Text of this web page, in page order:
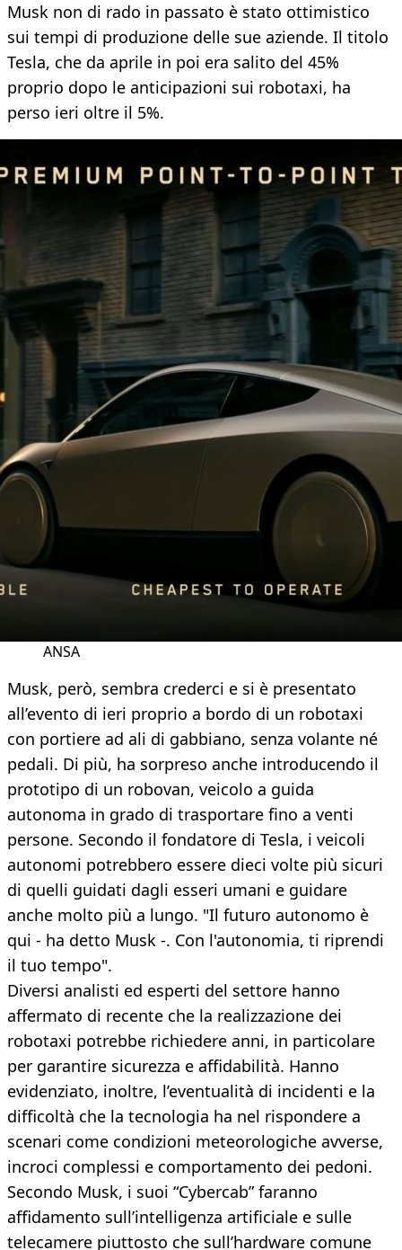
Musk non di rado in passato è stato ottimistico
sui tempi di produzione delle sue aziende. Il titolo
Tesla, che da aprile in poi era salito del 45%
proprio dopo le anticipazioni sui robotaxi, ha
perso ieri oltre il 5%.
ANSA
Musk, però, sembra crederci e si è presentato
all’evento di ieri proprio a bordo di un robotaxi
con portiere ad ali di gabbiano, senza volante né
pedali. Di più, ha sorpreso anche introducendo il
prototipo di un robovan, veicolo a guida
autonoma in grado di trasportare fino a venti
persone. Secondo il fondatore di Tesla, i veicoli
autonomi potrebbero essere dieci volte più sicuri
di quelli guidati dagli esseri umani e guidare
anche molto più a lungo. "Il futuro autonomo è
qui - ha detto Musk -. Con l'autonomia, ti riprendi
il tuo tempo".
Diversi analisti ed esperti del settore hanno
affermato di recente che la realizzazione dei
robotaxi potrebbe richiedere anni, in particolare
per garantire sicurezza e affidabilità. Hanno
evidenziato, inoltre, l’eventualità di incidenti e la
difficoltà che la tecnologia ha nel rispondere a
scenari come condizioni meteorologiche avverse,
incroci complessi e comportamento dei pedoni.
Secondo Musk, i suoi “Cybercab” faranno
affidamento sull’intelligenza artificiale e sulle
telecamere piuttosto che sull’hardware comune